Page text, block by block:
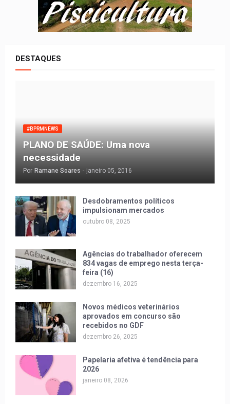
DESTAQUES
#BPRMNEWS
PLANO DE SAÚDE: Uma nova
necessidade
Por Ramane Soares - janeiro 05, 2016
Desdobramentos políticos
impulsionam mercados
outubro 08, 2025
Agências do trabalhador oferecem
834 vagas de emprego nesta terça-
feira (16)
dezembro 16, 2025
Novos médicos veterinários
aprovados em concurso são
recebidos no GDF
dezembro 26, 2025
Papelaria afetiva é tendência para
2026
janeiro 08, 2026